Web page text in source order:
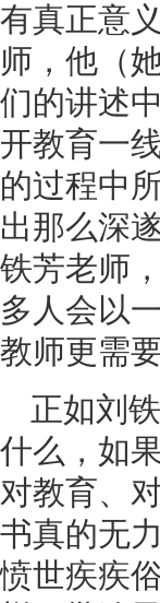
有真正意
师，他（
们的讲述
开教育一
的过程中
出那么深
铁芳老师
多人会以
教师更需
正如刘
什么，如
对教育、
书真的无
愤世疾疾